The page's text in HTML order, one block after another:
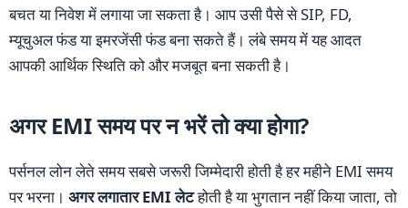
बचत या निवेश में लगाया जा सकता है। आप उसी पैसे से SIP, FD,
म्यूचुअल फंड या इमरजेंसी फंड बना सकते हैं। लंबे समय में यह आदत
आपकी आर्थिक स्थिति को और मजबूत बना सकती है।
अगर EMI समय पर न भरें तो क्या होगा?
पर्सनल लोन लेते समय सबसे जरूरी जिम्मेदारी होती है हर महीने EMI समय
पर भरना। अगर लगातार EMI लेटहोती है या भुगतान नहीं किया जाता, तो